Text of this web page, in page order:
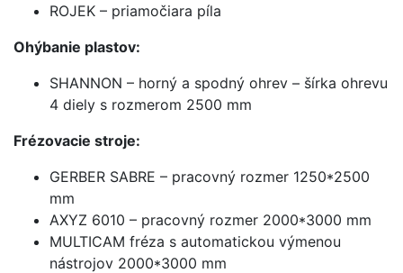
ROJEK – priamočiara píla
Ohýbanie plastov:
SHANNON – horný a spodný ohrev – šírka ohrevu
4 diely s rozmerom 2500 mm
Frézovacie stroje:
GERBER SABRE – pracovný rozmer 1250*2500
mm
AXYZ 6010 – pracovný rozmer 2000*3000 mm
MULTICAM fréza s automatickou výmenou
nástrojov 2000*3000 mm